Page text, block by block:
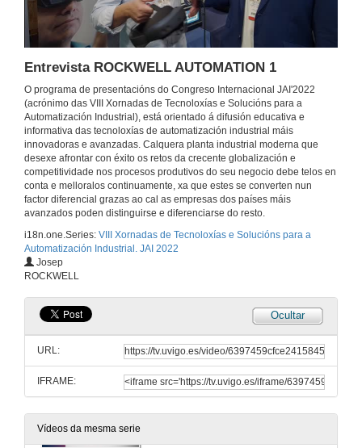
Entrevista ROCKWELL AUTOMATION 1
O programa de presentacións do Congreso Internacional JAI'2022
(acrónimo das VIII Xornadas de Tecnoloxías e Solucións para a
Automatización Industrial), está orientado á difusión educativa e
informativa das tecnoloxías de automatización industrial máis
innovadoras e avanzadas. Calquera planta industrial moderna que
desexe afrontar con éxito os retos da crecente globalización e
competitividade nos procesos produtivos do seu negocio debe telos en
conta e melloralos continuamente, xa que estes se converten nun
factor diferencial grazas ao cal as empresas dos países máis
avanzados poden distinguirse e diferenciarse do resto.
i18n.one.Series: VIII Xornadas de Tecnoloxías e Solucións para a
Automatización Industrial. JAI 2022
Josep
ROCKWELL
Ocultar
URL:
IFRAME:
Vídeos da mesma serie
Entrevista INFRANOR 2
14 de nov. de 2022
Mesa redonda Ciberseguridad
ESET / FORTINET
Entrevista Ciberseguridad
14 de nov. de 2022
14 de nov. de 2022
Converxencia OT-IT en redes industriais